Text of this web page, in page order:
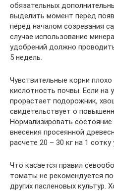
обязательных
выделить момент перед
перед началом созревания
случае использование
удобрений должно
5 недель.
Чувствительные корни
кислотность почвы. Если на
прорастает подорожник,
свидетельствует о
Нормализировать
внесения просеянной
расчете 20 – 30 кг на 1 сотку
Что касается правил
томаты не рекомендуется
других пасленовых культур.